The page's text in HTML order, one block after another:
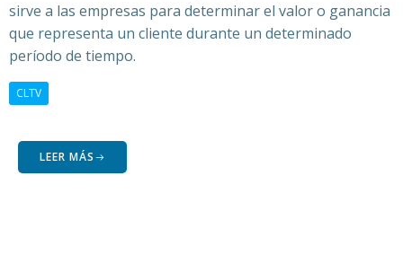
sirve a las empresas para determinar el valor o ganancia
que representa un cliente durante un determinado
período de tiempo.
CLTV
LEER MÁS